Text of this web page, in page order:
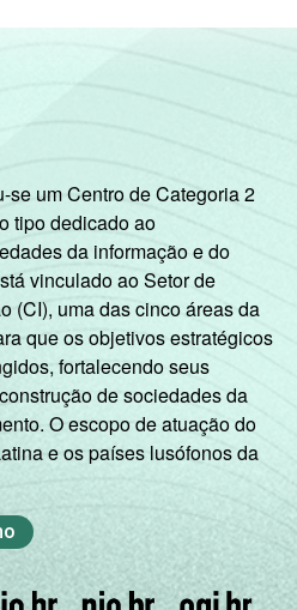
nos domicílios
se um Centro de Categoria 2
tipo dedicado ao
da informação e do
vinculado ao Setor de
(CI), uma das cinco áreas da
que os objetivos estratégicos
fortalecendo seus
de sociedades da
O escopo de atuação do
e os países lusófonos da